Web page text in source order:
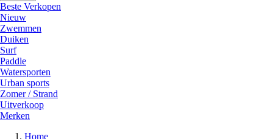
Beste Verkopen
Nieuw
Zwemmen
Duiken
Surf
Paddle
Watersporten
Urban sports
Zomer / Strand
Uitverkoop
Merken
Home